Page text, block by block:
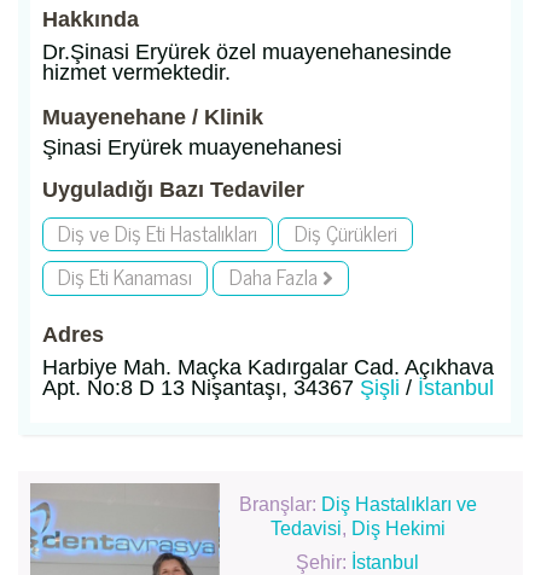
Hakkında
Dr.Şinasi Eryürek özel muayenehanesinde
hizmet vermektedir.
Muayenehane / Klinik
Şinasi Eryürek muayenehanesi
Uyguladığı Bazı Tedaviler
Diş ve Diş Eti Hastalıkları
Diş Çürükleri
Diş Eti Kanaması
Daha Fazla
Adres
Harbiye Mah. Maçka Kadırgalar Cad. Açıkhava
Apt. No:8 D 13 Nişantaşı, 34367 Şişli / İstanbul
Branşlar: Diş Hastalıkları ve
Tedavisi, Diş Hekimi
Şehir: İstanbul